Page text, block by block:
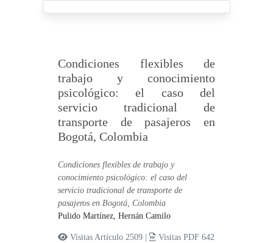
Condiciones flexibles de
trabajo y conocimiento
psicológico: el caso del
servicio tradicional de
transporte de pasajeros en
Bogotá, Colombia
Condiciones flexibles de trabajo y
conocimiento psicológico: el caso del
servicio tradicional de transporte de
pasajeros en Bogotá, Colombia
Pulido Martínez, Hernán Camilo
Visitas Artículo 2509 |
Visitas PDF 642